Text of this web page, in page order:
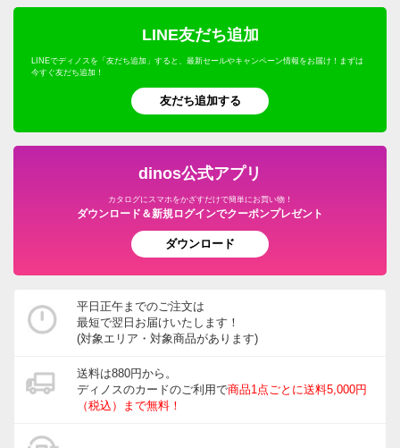
LINE友だち追加
LINEでディノスを「友だち追加」すると、最新セールやキャンペーン情報をお届け！まずは
今すぐ友だち追加！
友だち追加する
dinos公式アプリ
カタログにスマホをかざすだけで簡単にお買い物！
ダウンロード＆新規ログインでクーポンプレゼント
ダウンロード
平日正午までのご注文は
最短で翌日お届けいたします！
(対象エリア・対象商品があります)
送料は880円から。
ディノスのカードのご利用で商品1点ごとに送料5,000円
（税込）まで無料！